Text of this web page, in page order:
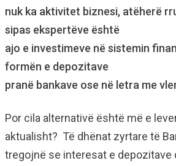
nuk ka aktivitet biznesi, atëherë
sipas ekspertëve është
ajo e investimeve në sistemin
formën e depozitave
pranë bankave ose në letra me
Por cila alternativë është më e
aktualisht? Të dhënat zyrtare të
tregojnë se interesat e depozitave